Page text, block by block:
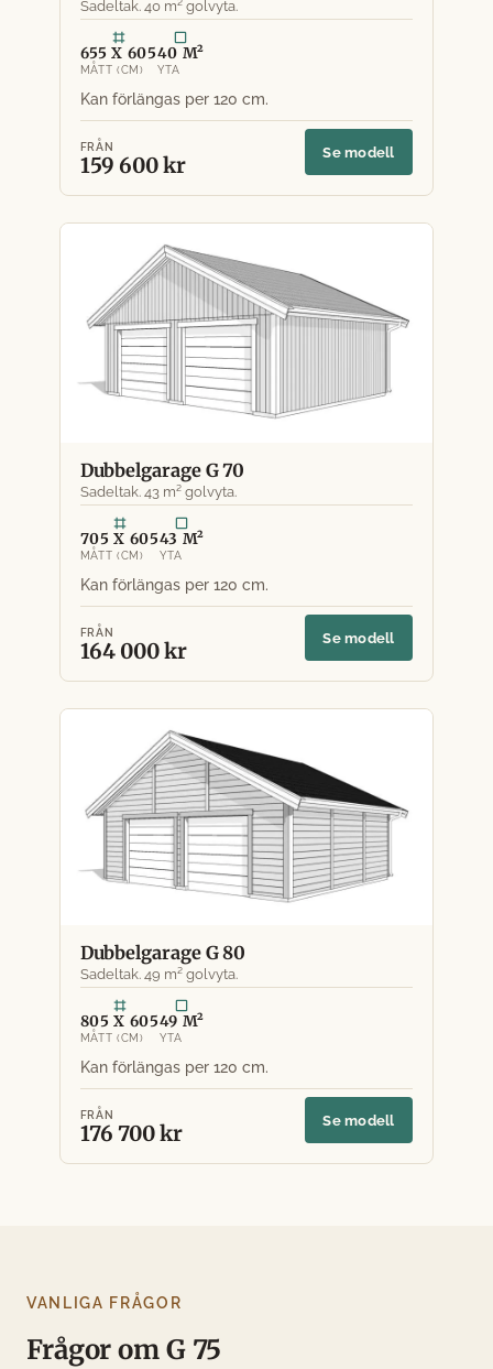
Sadeltak. 40 m² golvyta.
655 X 605
MÅTT (CM)
40 M²
YTA
FRÅN
159 600 kr
Se modell
Dubbelgarage G 70
Sadeltak. 43 m² golvyta.
705 X 605
MÅTT (CM)
43 M²
YTA
FRÅN
164 000 kr
Se modell
Dubbelgarage G 80
Sadeltak. 49 m² golvyta.
805 X 605
MÅTT (CM)
49 M²
YTA
FRÅN
176 700 kr
Se modell
VANLIGA FRÅGOR
Frågor om G 75